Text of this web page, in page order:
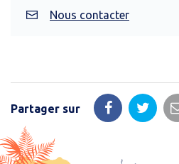
Nous contacter
Partager sur
Partager
Facebook